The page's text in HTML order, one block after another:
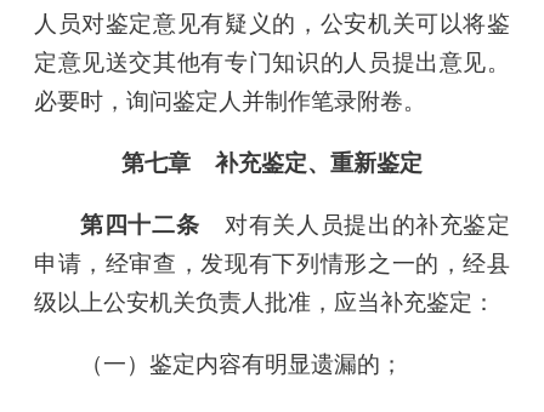
人员对鉴定意见有疑义的，公安机关可以将鉴
定意见送交其他有专门知识的人员提出意见。
必要时，询问鉴定人并制作笔录附卷。
第七章 补充鉴定、重新鉴定
第四十二条 对有关人员提出的补充鉴定
申请，经审查，发现有下列情形之一的，经县
级以上公安机关负责人批准，应当补充鉴定：
（一）鉴定内容有明显遗漏的；